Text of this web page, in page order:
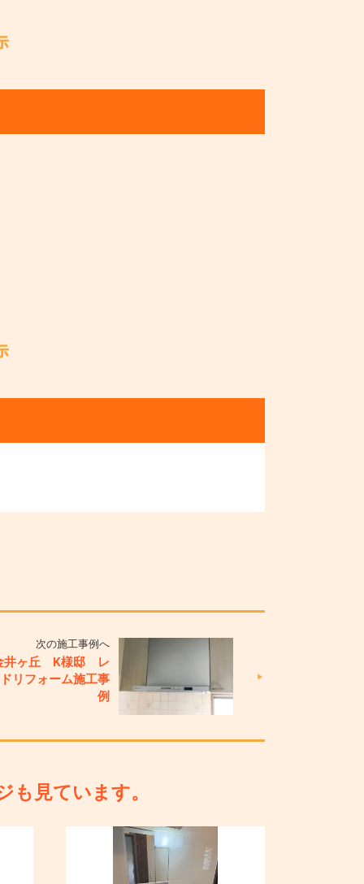
次の施工事例へ
井ヶ丘 K様邸 レ
リフォーム施工事
例
見ています。